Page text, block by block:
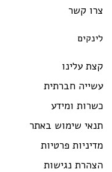
קשר
עלינו
חברתית
ומידע
שימוש באתר
פרטיות
נגישות